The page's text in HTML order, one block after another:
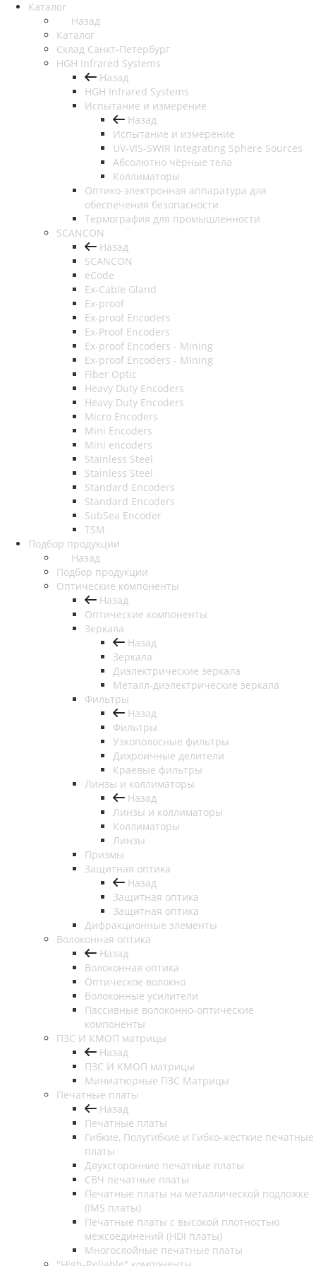
Каталог
Назад
Каталог
Cклад Санкт-Петербург
HGH Infrared Systems
Назад
HGH Infrared Systems
Испытание и измерение
Назад
Испытание и измерение
UV-VIS-SWIR Integrating Sphere Sources
Абсолютно чёрные тела
Коллиматоры
Оптико-электронная аппаратура для
обеспечения безопасности
Термография для промышленности
SCANCON
Назад
SCANCON
eCode
Ex-Cable Gland
Ex-proof
Ex-proof Encoders
Ex-Proof Encoders
Ex-proof Encoders - Mining
Ex-proof Encoders - Mining
Fiber Optic
Heavy Duty Encoders
Heavy Duty Encoders
Micro Encoders
Mini Encoders
Mini encoders
Stainless Steel
Stainless Steel
Standard Encoders
Standard Encoders
SubSea Encoder
TSM
Подбор продукции
Назад
Подбор продукции
Оптические компоненты
Назад
Оптические компоненты
Зеркала
Назад
Зеркала
Диэлектрические зеркала
Металл-диэлектрические зеркала
Фильтры
Назад
Фильтры
Узкополосные фильтры
Дихроичные делители
Краевые фильтры
Линзы и коллиматоры
Назад
Линзы и коллиматоры
Коллиматоры
Линзы
Призмы
Защитная оптика
Назад
Защитная оптика
Защитная оптика
Дифракционные элементы
Волоконная оптика
Назад
Волоконная оптика
Оптическое волокно
Волоконные усилители
Пассивные волоконно-оптические
компоненты
ПЗС И КМОП матрицы
Назад
ПЗС И КМОП матрицы
Миниатюрные ПЗС Матрицы
Печатные платы
Назад
Печатные платы
Гибкие, Полугибкие и Гибко-жёсткие печатные
платы
Двухсторонние печатные платы
СВЧ печатные платы
Печатные платы на металлической подложке
(IMS платы)
Печатные платы с высокой плотностью
межсоединений (HDI платы)
Многослойные печатные платы